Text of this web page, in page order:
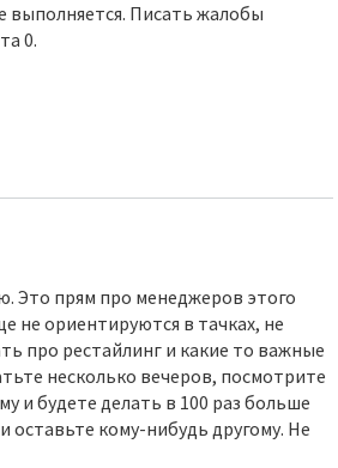
выполняется. Писать жалобы
0.
Это прям про менеджеров этого
не ориентируются в тачках, не
про рестайлинг и какие то важные
несколько вечеров, посмотрите
и будете делать в 100 раз больше
оставьте кому-нибудь другому. Не